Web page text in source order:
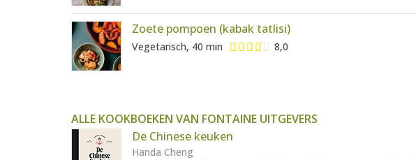
Zoete pompoen (kabak tatlisi)
Vegetarisch, 40 min 8,0
ALLE KOOKBOEKEN VAN FONTAINE UITGEVERS
De Chinese keuken
Handa Cheng